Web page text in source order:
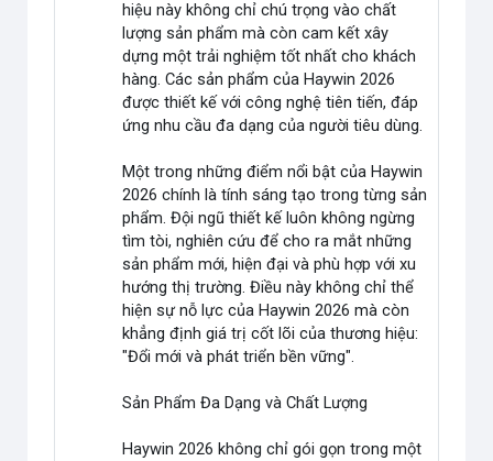
hiệu này không chỉ chú trọng vào chất
lượng sản phẩm mà còn cam kết xây
dựng một trải nghiệm tốt nhất cho khách
hàng. Các sản phẩm của Haywin 2026
được thiết kế với công nghệ tiên tiến, đáp
ứng nhu cầu đa dạng của người tiêu dùng.
Một trong những điểm nổi bật của Haywin
2026 chính là tính sáng tạo trong từng sản
phẩm. Đội ngũ thiết kế luôn không ngừng
tìm tòi, nghiên cứu để cho ra mắt những
sản phẩm mới, hiện đại và phù hợp với xu
hướng thị trường. Điều này không chỉ thể
hiện sự nỗ lực của Haywin 2026 mà còn
khẳng định giá trị cốt lõi của thương hiệu:
"Đổi mới và phát triển bền vững".
Sản Phẩm Đa Dạng và Chất Lượng
Haywin 2026 không chỉ gói gọn trong một